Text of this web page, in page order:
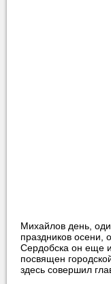
Михайлов день,
праздников осени,
Сердобска он еще
посвящен
здесь совершил